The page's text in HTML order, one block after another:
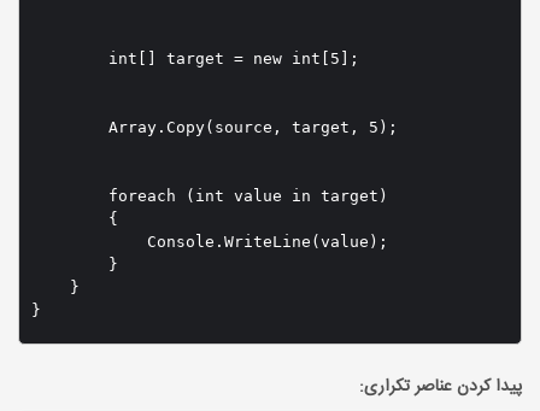
        int[] target = new int[5];
        Array.Copy(source, target, 5);
        foreach (int value in target)
        {
            Console.WriteLine(value);
        }
    }
}
پیدا کردن عناصر تکراری: